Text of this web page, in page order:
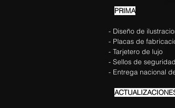
PRIMA
- Diseño de
- Placas de
- Tarjetero de lujo
- Sellos de
- Entrega nacional